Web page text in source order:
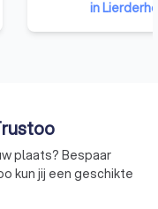
coachvak.
faciliteert NOBCO
door het European
Coaching Council |
is licentiehouder
in
plaats? Bespaar
kun jij een geschikte